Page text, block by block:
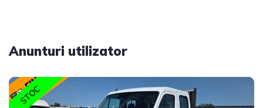
Anunturi utilizator
STOC